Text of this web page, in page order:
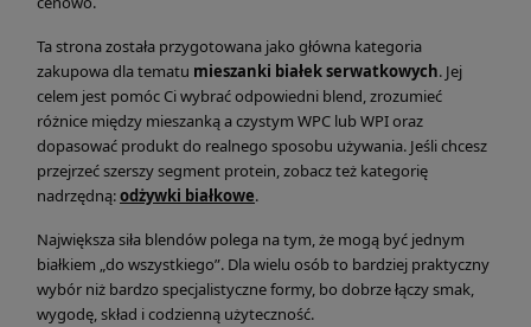
Ta strona została przygotowana jako główna kategoria
zakupowa dla tematu mieszanki białek serwatkowych. Jej
celem jest pomóc Ci wybrać odpowiedni blend, zrozumieć
różnice między mieszanką a czystym WPC lub WPI oraz
dopasować produkt do realnego sposobu używania. Jeśli chcesz
przejrzeć szerszy segment protein, zobacz też kategorię
nadrzędną:odżywki białkowe.
Największa siła blendów polega na tym, że mogą być jednym
białkiem „do wszystkiego”. Dla wielu osób to bardziej praktyczny
wybór niż bardzo specjalistyczne formy, bo dobrze łączy smak,
wygodę, skład i codzienną użyteczność.